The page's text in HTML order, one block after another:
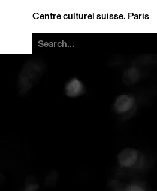
Centre culturel suisse. Paris